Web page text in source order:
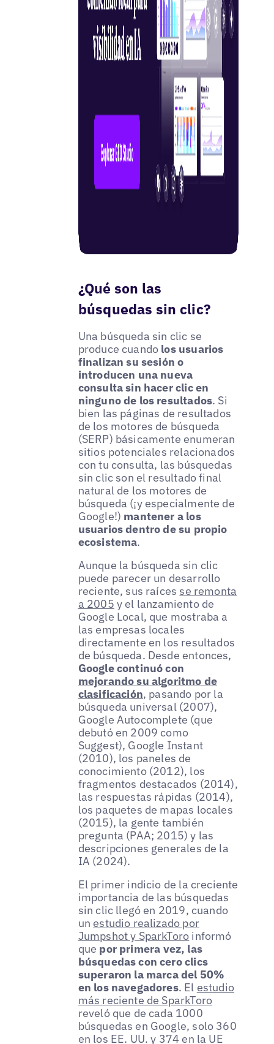
¿Qué son las
búsquedas sin clic?
Una búsqueda sin clic se
produce cuando los usuarios
finalizan su sesión o
introducen una nueva
consulta sin hacer clic en
ninguno de los resultados. Si
bien las páginas de resultados
de los motores de búsqueda
(SERP) básicamente enumeran
sitios potenciales relacionados
con tu consulta, las búsquedas
sin clic son el resultado final
natural de los motores de
búsqueda (¡y especialmente de
Google!) mantener a los
usuarios dentro de su propio
ecosistema.
Aunque la búsqueda sin clic
puede parecer un desarrollo
reciente, sus raíces se remonta
a 2005 y el lanzamiento de
Google Local, que mostraba a
las empresas locales
directamente en los resultados
de búsqueda. Desde entonces,
Google continuó con
mejorando su algoritmo de
clasificación, pasando por la
búsqueda universal (2007),
Google Autocomplete (que
debutó en 2009 como
Suggest), Google Instant
(2010), los paneles de
conocimiento (2012), los
fragmentos destacados (2014),
las respuestas rápidas (2014),
los paquetes de mapas locales
(2015), la gente también
pregunta (PAA; 2015) y las
descripciones generales de la
IA (2024).
El primer indicio de la creciente
importancia de las búsquedas
sin clic llegó en 2019, cuando
un estudio realizado por
Jumpshot y SparkToro informó
que por primera vez, las
búsquedas con cero clics
superaron la marca del 50%
en los navegadores. El estudio
más reciente de SparkToro
reveló que de cada 1000
búsquedas en Google, solo 360
en los EE. UU. y 374 en la UE